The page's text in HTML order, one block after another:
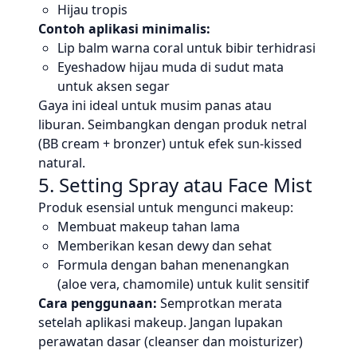
Hijau tropis
Contoh aplikasi minimalis:
Lip balm warna coral untuk bibir terhidrasi
Eyeshadow hijau muda di sudut mata
untuk aksen segar
Gaya ini ideal untuk musim panas atau
liburan. Seimbangkan dengan produk netral
(BB cream + bronzer) untuk efek sun-kissed
natural.
5. Setting Spray atau Face Mist
Produk esensial untuk mengunci makeup:
Membuat makeup tahan lama
Memberikan kesan dewy dan sehat
Formula dengan bahan menenangkan
(aloe vera, chamomile) untuk kulit sensitif
Cara penggunaan: Semprotkan merata
setelah aplikasi makeup. Jangan lupakan
perawatan dasar (cleanser dan moisturizer)